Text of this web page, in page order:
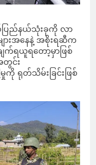
ပြည်နယ်သုံးခုကို လာ
ားအနေနဲ့ အစိုးရဆီက
က်ရယူရတော့မှာဖြစ်
တွင်း
ကို ရုတ်သိမ်းခြင်းဖြစ်